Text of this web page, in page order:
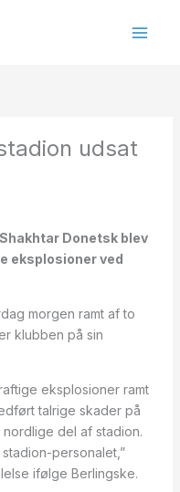
udsat
Donetsk blev
eksplosioner ved
morgen ramt af to
klubben på sin
eksplosioner ramt
talrige skader på
del af stadion.
personalet,”
ifølge Berlingske.